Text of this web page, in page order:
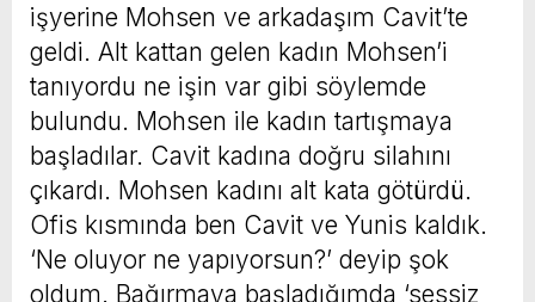
işyerine Mohsen ve arkadaşım Cavit’te
geldi. Alt kattan gelen kadın Mohsen’i
tanıyordu ne işin var gibi söylemde
bulundu. Mohsen ile kadın tartışmaya
başladılar. Cavit kadına doğru silahını
çıkardı. Mohsen kadını alt kata götürdü.
Ofis kısmında ben Cavit ve Yunis kaldık.
‘Ne oluyor ne yapıyorsun?’ deyip şok
oldum. Bağırmaya başladığımda ‘sessiz